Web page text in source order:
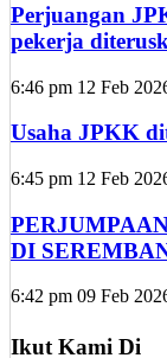
Perjuangan
pekerja
6:46 pm 12 Feb
Usaha JPKK
6:45 pm 12 Feb
DI
6:42 pm 09 Feb
Ikut Kami Di